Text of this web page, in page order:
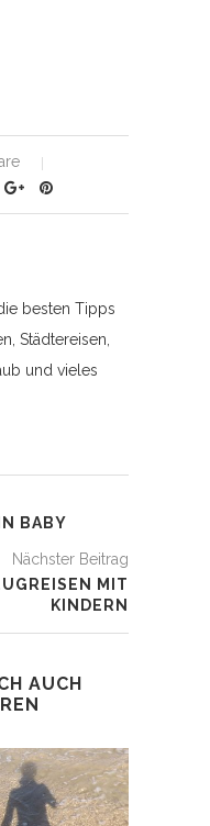
besten Tipps
Städtereisen,
und vieles
BABY
Nächster Beitrag
MIT
KINDERN
AUCH